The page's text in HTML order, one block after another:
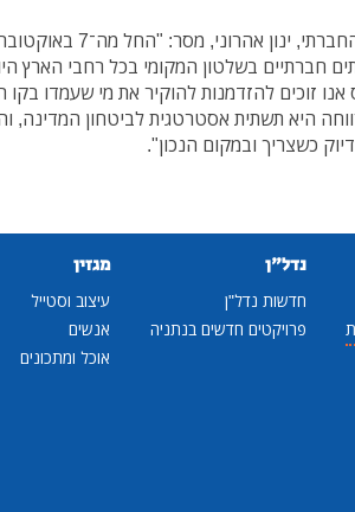
מנכ"ל משרד הרווחה והביטחון החברתי, ינון
חברתיים בשלטון המקומי בכל רחבי הארץ
אנו זוכים להזדמנות להוקיר את מי שעמדו בקו
היא תשתית אסטרטגית לביטחון המדינה,
כשצריך ובמקום הנכון".
נדל"ן
חדשות נדל"ן
פרויקטים חדשים בנתניה
מגזין
עיצוב וסטייל
אנשים
אוכל ומתכונים